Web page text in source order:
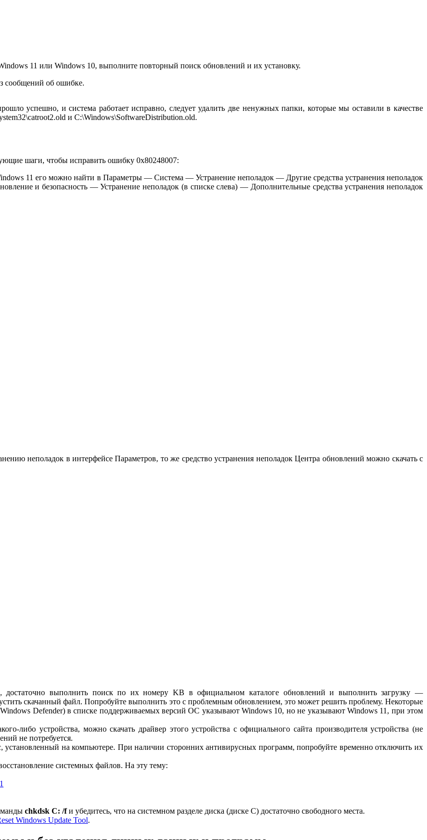
11 или Windows 10, выполните повторный поиск обновлений и их установку.
сообщений об ошибке.
успешно, и система работает исправно, следует удалить две ненужных папки, которые мы оставили в качестве
и C:\Windows\SoftwareDistribution.old.
шаги, чтобы исправить ошибку 0x80248007:
11 его можно найти в Параметры — Система — Устранение неполадок — Другие средства устранения неполадок
и безопасность — Устранение неполадок (в списке слева) — Дополнительные средства устранения неполадок
неполадок в интерфейсе Параметров, то же средство устранения неполадок Центра обновлений можно скачать с
достаточно выполнить поиск по их номеру KB в официальном каталоге обновлений и выполнить загрузку —
скачанный файл. Попробуйте выполнить это с проблемным обновлением, это может решить проблему. Некоторые
Defender) в списке поддерживаемых версий ОС указывают Windows 10, но не указывают Windows 11, при этом
либо устройства, можно скачать драйвер этого устройства с официального сайта производителя устройства (не
не потребуется.
установленный на компьютере. При наличии сторонних антивирусных программ, попробуйте временно отключить их
системных файлов. На эту тему:
chkdsk C: /fи убедитесь, что на системном разделе диска (диске C) достаточно свободного места.
Windows Update Tool.